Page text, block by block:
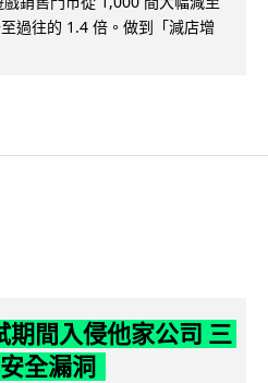
過往的 1.4 倍。做到「減店增
間入侵他家公司 三
全漏洞